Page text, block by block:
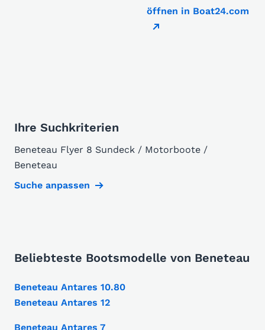
öffnen in Boat24.com
Ihre Suchkriterien
Beneteau Flyer 8 Sundeck / Motorboote /
Beneteau
Suche anpassen
Beliebteste Bootsmodelle von Beneteau
Beneteau Antares 10.80
Beneteau Antares 12
Beneteau Antares 7